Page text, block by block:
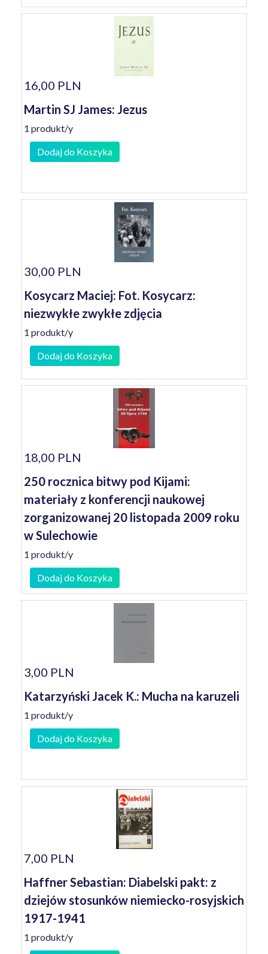
16,00 PLN
Martin SJ James: Jezus
1 produkt/y
Dodaj do Koszyka
30,00 PLN
Kosycarz Maciej: Fot. Kosycarz:
niezwykłe zwykłe zdjęcia
1 produkt/y
Dodaj do Koszyka
18,00 PLN
250 rocznica bitwy pod Kijami:
materiały z konferencji naukowej
zorganizowanej 20 listopada 2009 roku
w Sulechowie
1 produkt/y
Dodaj do Koszyka
3,00 PLN
Katarzyński Jacek K.: Mucha na karuzeli
1 produkt/y
Dodaj do Koszyka
7,00 PLN
Haffner Sebastian: Diabelski pakt: z
dziejów stosunków niemiecko-rosyjskich
1917-1941
1 produkt/y